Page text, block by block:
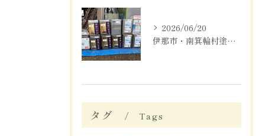
2026/06/20
伊那市・南箕輪村塗装工事、材料確保！
タグ Tags